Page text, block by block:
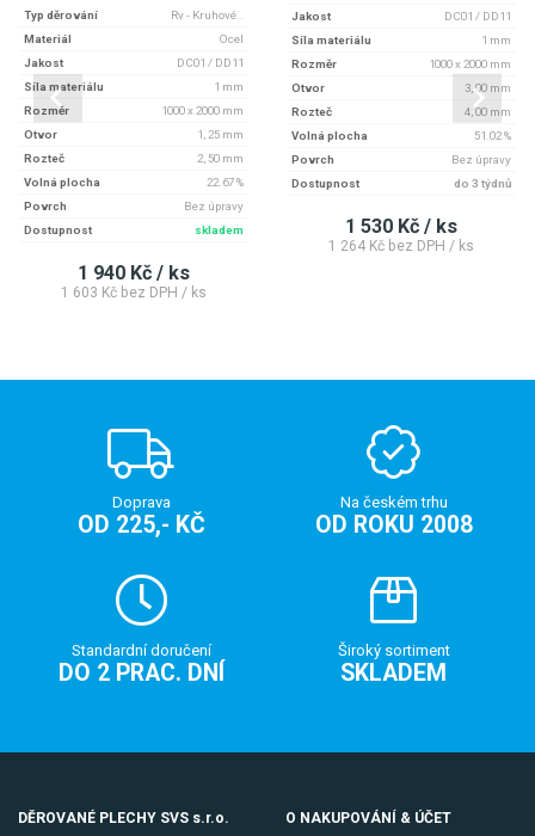
Typ děrování
Rv - Kruhové..
Materiál
Ocel
Jakost
DC01 / DD11
Síla materiálu
1 mm
Rozměr
1000 x 2000 mm
Otvor
1, 25 mm
Rozteč
2, 50 mm
Volná plocha
22.67 %
Povrch
Bez úpravy
Dostupnost
skladem
1 940 Kč / ks
1 603 Kč bez DPH / ks
Jakost
DC01 / DD11
Síla materiálu
1 mm
Rozměr
1000 x 2000 mm
Otvor
3, 00 mm
Rozteč
4, 00 mm
Volná plocha
51.02 %
Povrch
Bez úpravy
Dostupnost
do 3 týdnů
1 530 Kč / ks
1 264 Kč bez DPH / ks
Doprava
OD 225,- KČ
Na českém trhu
OD ROKU 2008
Standardní doručení
DO 2 PRAC. DNÍ
Široký sortiment
SKLADEM
DĚROVANÉ PLECHY SVS s.r.o. O NAKUPOVÁNÍ & ÚČET